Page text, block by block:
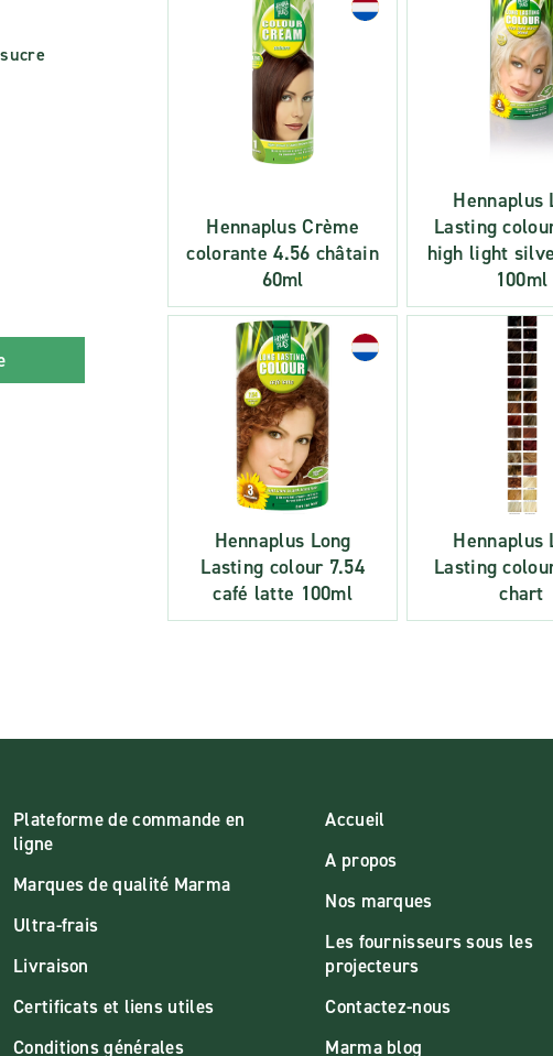
Hennaplus Crème
colorante 4.56 châtain
60ml
Hennaplus
Lasting
high light
100ml
Hennaplus Long
Lasting colour 7.54
café latte 100ml
Hennaplus
Lasting
chart
Plateforme de commande en
ligne
Marques de qualité Marma
Ultra-frais
Livraison
Certificats et liens utiles
Conditions générales
Accueil
A propos
Nos marques
Les fournisseurs sous les
projecteurs
Contactez-nous
Marma blog